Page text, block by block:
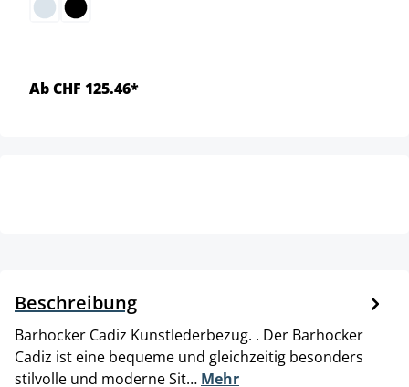
Ab CHF 125.46*
Beschreibung
Barhocker Cadiz Kunstlederbezug. . Der Barhocker
Cadiz ist eine bequeme und gleichzeitig besonders
stilvolle und moderne Sit… Mehr